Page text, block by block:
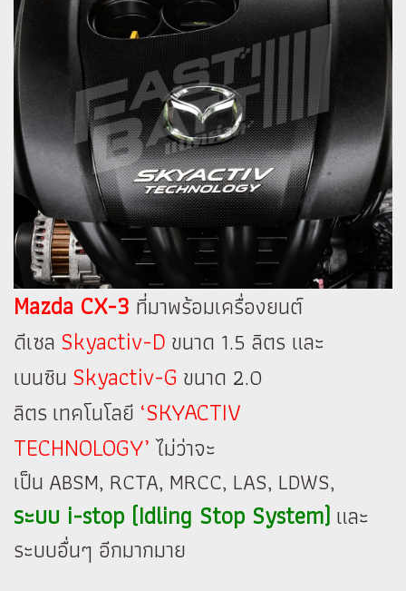
Mazda CX-3 ที่มาพร้อมเครื่องยนต์
ดีเซล Skyactiv-D ขนาด 1.5 ลิตร และ
เบนซิน Skyactiv-G ขนาด 2.0
ลิตร เทคโนโลยี ‘SKYACTIV
TECHNOLOGY’ไม่ว่าจะ
เป็น ABSM, RCTA, MRCC, LAS, LDWS,
ระบบ i-stop (Idling Stop System) และ
ระบบอื่นๆ อีกมากมาย